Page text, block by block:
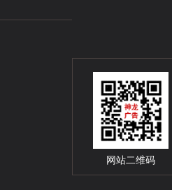
网站二维码